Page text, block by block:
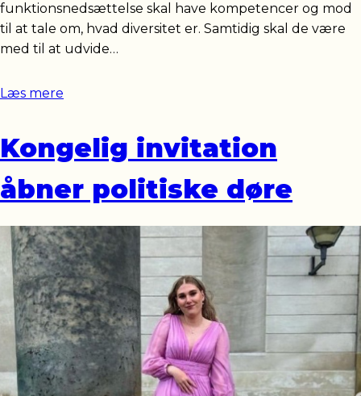
funktionsnedsættelse skal have kompetencer og mod
til at tale om, hvad diversitet er. Samtidig skal de være
med til at udvide…
Læs mere
Kongelig invitation
åbner politiske døre